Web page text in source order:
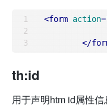
<form action=
</
th:id
用于声明htm id属性信